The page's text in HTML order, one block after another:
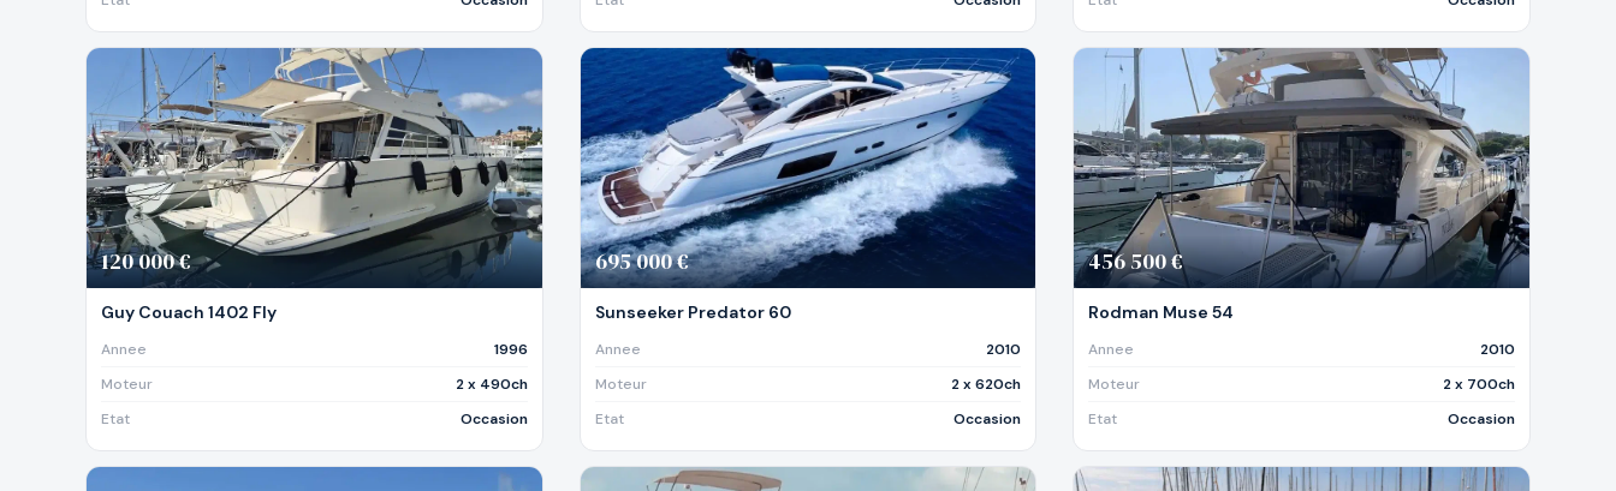
120 000 €
Guy Couach 1402 Fly
Annee
1996
Moteur
2 x 490ch
Etat
Occasion
695 000 €
Sunseeker Predator 60
Annee
2010
Moteur
2 x 620ch
Etat
Occasion
456 500 €
Rodman Muse 54
Annee
2010
Moteur
2 x 700ch
Etat
Occasion